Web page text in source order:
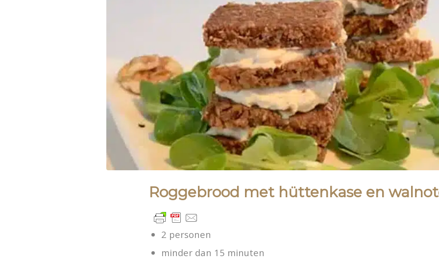
Roggebrood met hüttenkase en
2 personen
minder dan 15 minuten